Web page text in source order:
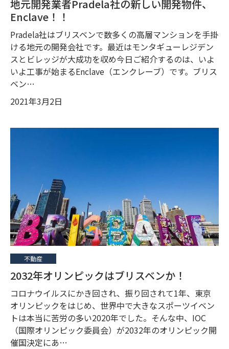
地元開発業者Pradela社の新しい開発物件、
Enclave！！
Pradela社はブリスベンで数多くの高層マンションを手掛
ける地元の開発会社です。最近はモンタギューレジデン
スとビレッジが大成功を収め今日ご紹介するのは、いよ
いよ工事が始まるEnclave（エンクレーブ）です。ブリス
ベン…
2021年3月2日
不動産
2032年オリンピックはブリスベンか！
コロナウイルスにかき回され、振り回されて1年、東京
オリンピックをはじめ、世界中で大きなスポーツイベン
トは本当に苦労の多い2020年でした。そんな中、IOC
（国際オリンピック委員会）が2032年のオリンピック開
催国決定にあ…